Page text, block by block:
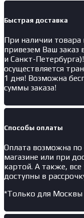
Быстрая доставка
При наличии товара
привезем Ваш
и Санкт-
осуществляется
1 дня! Возможна
суммы заказа!
Способы оплаты
Оплата возможна по
магазине или при
картой. А также,
доступны в
*Только для Москвы